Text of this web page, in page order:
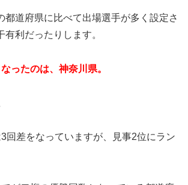
都道府県に比べて出場選手が多く設定さ
有利だったりします。
ったのは、神奈川県。
回差をなっていますが、見事2位にラン